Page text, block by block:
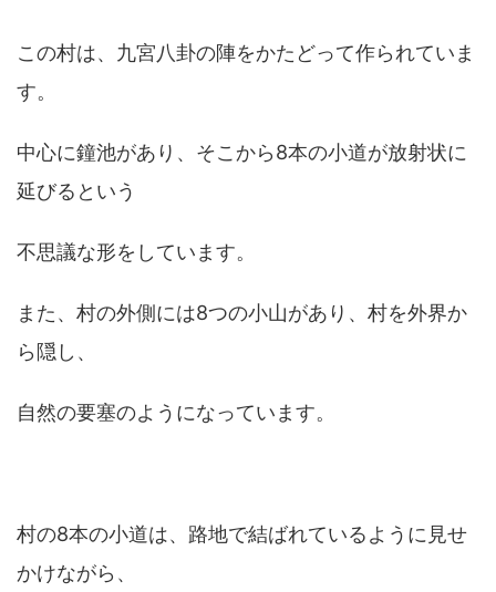
この村は、九宮八卦の陣をかたどって作られていま
す。
中心に鐘池があり、そこから8本の小道が放射状に
延びるという
不思議な形をしています。
また、村の外側には8つの小山があり、村を外界か
ら隠し、
自然の要塞のようになっています。
村の8本の小道は、路地で結ばれているように見せ
かけながら、